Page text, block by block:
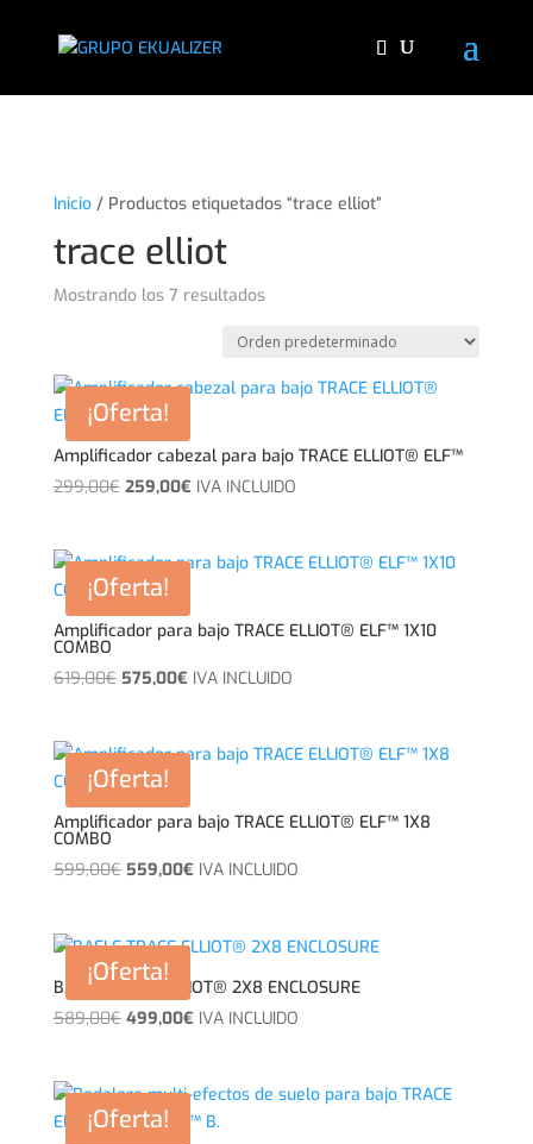
Inicio/ Productos etiquetados “trace elliot”
trace elliot
Mostrando los 7 resultados
¡Oferta!
Amplificador cabezal para bajo TRACE ELLIOT® ELF™
299,00€ El
era:
299,00€.
259,00€El
es:
IVA INCLUIDO
¡Oferta!
Amplificador para bajo TRACE ELLIOT® ELF™ 1X10
COMBO
619,00€ El
era:
619,00€.
575,00€El
es:
IVA INCLUIDO
¡Oferta!
Amplificador para bajo TRACE ELLIOT® ELF™ 1X8
COMBO
599,00€ El
era:
599,00€.
559,00€El
es:
559,00€.
IVA INCLUIDO
¡Oferta!
BAFLE TRACE ELLIOT® 2X8 ENCLOSURE
589,00€ El
era:
589,00€.
499,00€El
es:
499,00€.
IVA INCLUIDO
¡Oferta!